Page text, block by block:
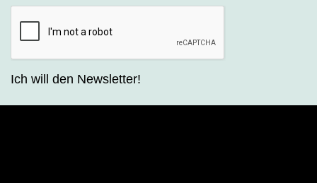
Ich will den Newsletter!